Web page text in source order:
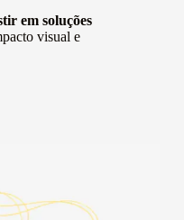
em soluções
visual e